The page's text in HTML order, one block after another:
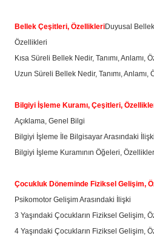
Bellek Çeşitleri, ÖzellikleriDuyusal Bellek
Özellikleri
Kısa Süreli Bellek Nedir, Tanımı, Anlamı,
Uzun Süreli Bellek Nedir, Tanımı, Anlamı,
Bilgiyi İşleme Kuramı, Çeşitleri,
Açıklama, Genel Bilgi
Bilgiyi İşleme İle Bilgisayar Arasındaki İlişki
Bilgiyi İşleme Kuramının Öğeleri,
Çocukluk Döneminde Fiziksel Gelişim,
Psikomotor Gelişim Arasındaki İlişki
3 Yaşındaki Çocukların Fiziksel Gelişim,
4 Yaşındaki Çocukların Fiziksel Gelişim,